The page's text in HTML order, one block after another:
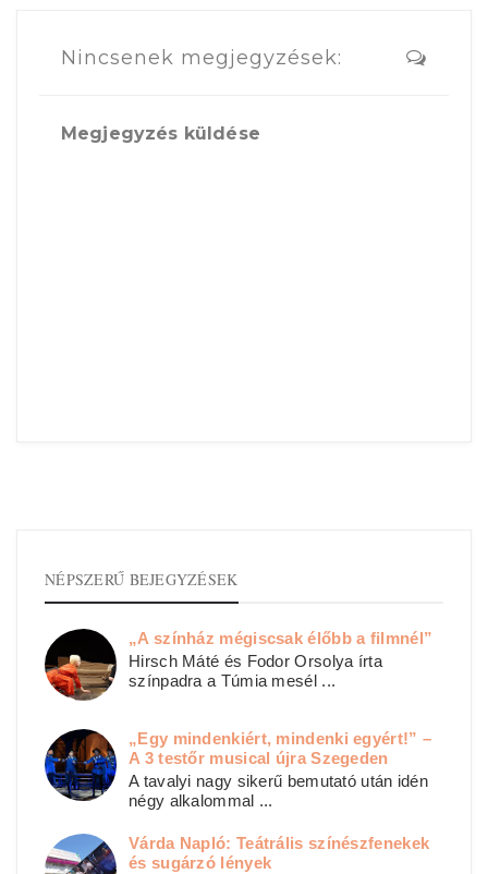
Nincsenek megjegyzések:
Megjegyzés küldése
NÉPSZERŰ BEJEGYZÉSEK
„A színház mégiscsak élőbb a filmnél”
Hirsch Máté és Fodor Orsolya írta
színpadra a Túmia mesél ...
„Egy mindenkiért, mindenki egyért!” –
A 3 testőr musical újra Szegeden
A tavalyi nagy sikerű bemutató után idén
négy alkalommal ...
Várda Napló: Teátrális színészfenekek
és sugárzó lények